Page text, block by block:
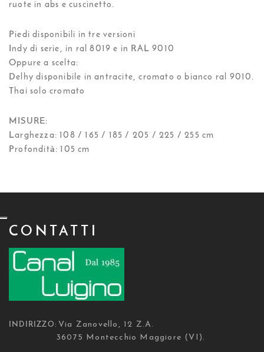
ruote in abs e cuscinetto.
Piedi disponibili in tre versioni
Indy di serie, in ral 8019 e in RAL 9010
Oppure a scelta:
Delhy disponibile in antracite, cromato o bianco ral 9010.
Thai solo cromato
MISURE:
Larghezza: 108 / 165 / 185 / 205 / 225 / 255 cm
Profondità: 105 cm
CONTATTI
INDIRIZZO: Via Zanovello, 12 Z.A.
36075 Montecchio Maggiore (VI).